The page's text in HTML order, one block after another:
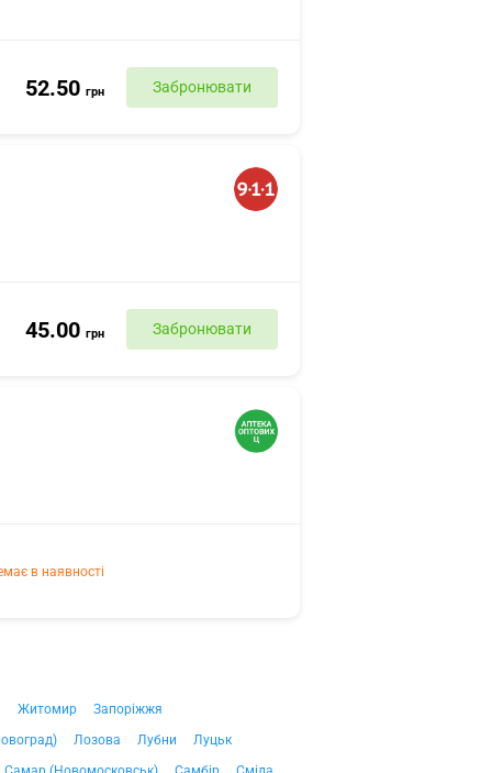
52.50 грн Забронювати
45.00 грн Забронювати
в наявності
Житомир
Запоріжжя
Лозова Лубни
Луцьк